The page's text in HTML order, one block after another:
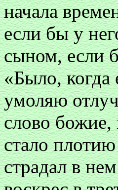
начала
если бы у
сыном, если
«Было, когда
умоляю
слово божие,
стало
страдал в